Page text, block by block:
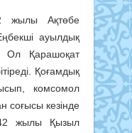
жылы Ақтөбе
ауылдық
Ол Қарашоқат
Қоғамдық
комсомол
соғысы кезінде
жылы Қызыл